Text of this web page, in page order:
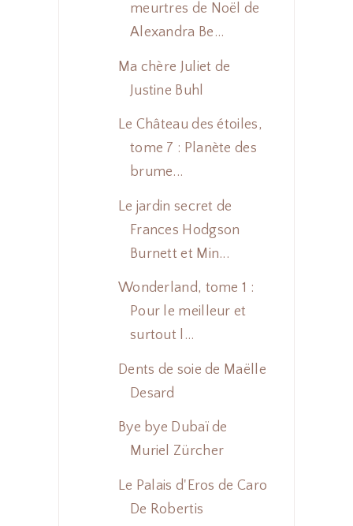
meurtres de Noël de
Alexandra Be...
Ma chère Juliet de
Justine Buhl
Le Château des étoiles,
tome 7 : Planète des
brume...
Le jardin secret de
Frances Hodgson
Burnett et Min...
Wonderland, tome 1 :
Pour le meilleur et
surtout l...
Dents de soie de Maëlle
Desard
Bye bye Dubaï de
Muriel Zürcher
Le Palais d'Eros de Caro
De Robertis